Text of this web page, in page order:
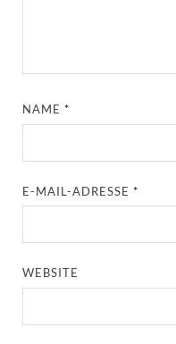
NAME*
E-MAIL-ADRESSE*
WEBSITE